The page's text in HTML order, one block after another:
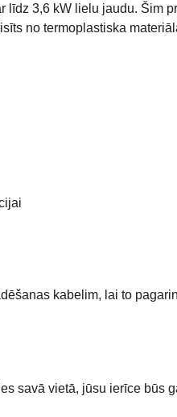
līdz 3,6 kW lielu jaudu. Šim
no termoplastiska
kabelim, lai to
savā vietā, jūsu ierīce būs